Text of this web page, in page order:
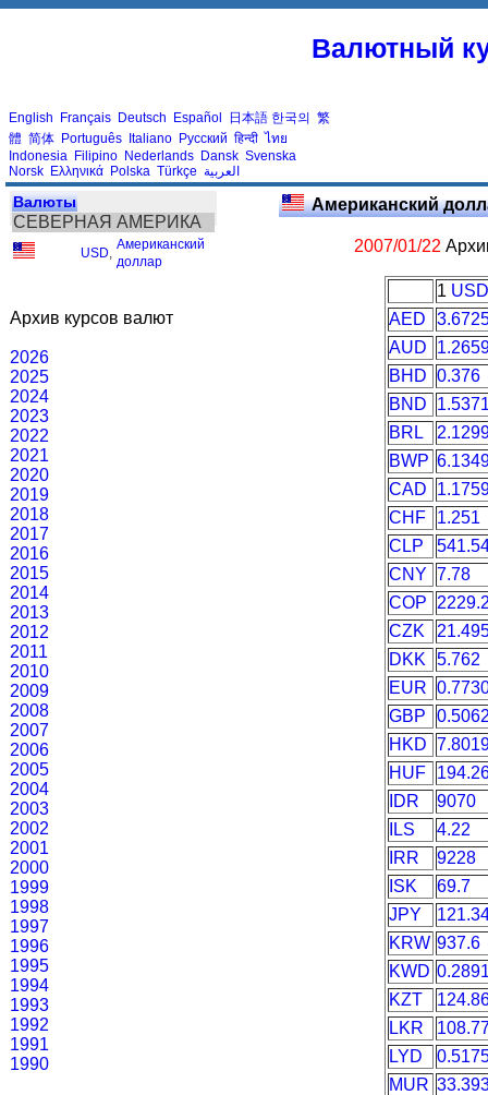
Валютный
English Français Deutsch Español 日本語 한국의 繁
體 简体 Português Italiano Русский हिन्दी ไทย
Indonesia Filipino Nederlands Dansk Svenska
Norsk Ελληνικά Polska Türkçe العربية
Валюты
СЕВЕРНАЯ АМЕРИКА
USD
Американский
доллар
Архив курсов валют
2026
2025
2024
2023
2022
2021
2020
2019
2018
2017
2016
2015
2014
2013
2012
2011
2010
2009
2008
2007
2006
2005
2004
2003
2002
2001
2000
1999
1998
1997
1996
1995
1994
1993
1992
1991
1990
Американский
2007/01/22
1
AED
AUD
BHD
0.376
BND
BRL
BWP
CAD
CHF
1.251
CLP
CNY
7.78
COP
CZK
DKK
5.762
EUR
GBP
HKD
HUF
IDR
9070
ILS
4.22
IRR
9228
ISK
69.7
JPY
KRW 937.6
KWD
KZT
LKR
LYD
MUR